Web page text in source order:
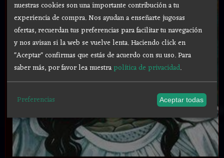
nuestras cookies son una importante contribución a tu
experiencia de compra. Nos ayudan a enseñarte jugosas
ofertas, recuerdan tus preferencias para facilitar tu navegación
y nos avisan si la web se vuelve lenta. Haciendo click en
"Aceptar" confirmas que estás de acuerdo con su uso.Para
saber más, por favor lea nuestrapolítica de privacidad.
Preferencias Aceptar todas